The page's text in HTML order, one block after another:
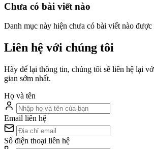
Chưa có bài viết nào
Danh mục này hiện chưa có bài viết nào được
Liên hệ với chúng tôi
Hãy để lại thông tin, chúng tôi sẽ liên hệ lại
gian sớm nhất.
Họ và tên
Email liên hệ
Số điện thoại liên hệ